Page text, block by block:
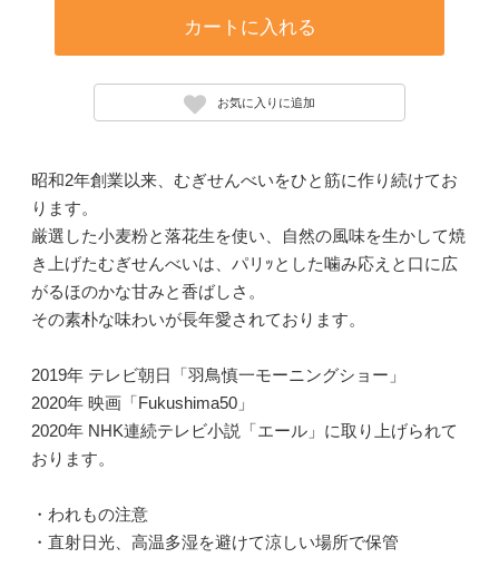
カートに入れる
お気に入りに追加
昭和2年創業以来、むぎせんべいをひと筋に作り続けてお
ります。
厳選した小麦粉と落花生を使い、自然の風味を生かして焼
き上げたむぎせんべいは、パリｯとした噛み応えと口に広
がるほのかな甘みと香ばしさ。
その素朴な味わいが長年愛されております。
2019年 テレビ朝日「羽鳥慎一モーニングショー」
2020年 映画「Fukushima50」
2020年 NHK連続テレビ小説「エール」に取り上げられて
おります。
・われもの注意
・直射日光、高温多湿を避けて涼しい場所で保管